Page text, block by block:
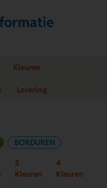
Kleuren
Levering
BORDUREN
3
Kleuren
4
Kleuren